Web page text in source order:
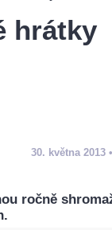
hrátky
30. května 2013
ročně